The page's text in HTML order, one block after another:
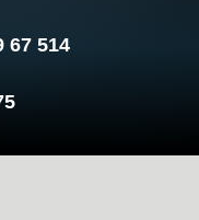
67 514